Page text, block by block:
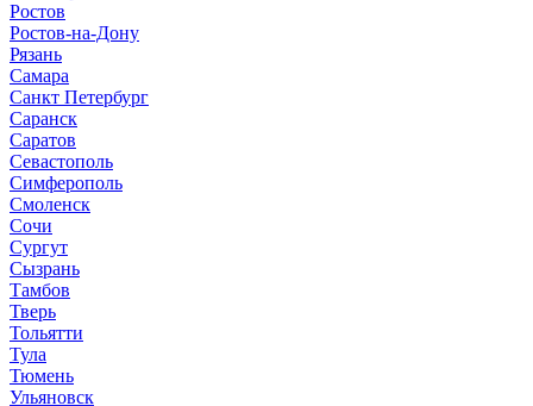
Ростов
Ростов-на-Дону
Рязань
Самара
Санкт Петербург
Саранск
Саратов
Севастополь
Симферополь
Смоленск
Сочи
Сургут
Сызрань
Тамбов
Тверь
Тольятти
Тула
Тюмень
Ульяновск